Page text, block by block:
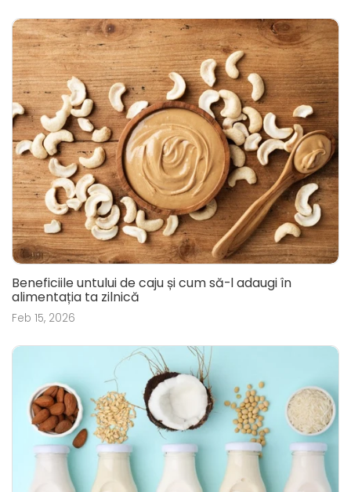
Beneficiile untului de caju și cum să-l adaugi în
alimentația ta zilnică
Feb 15, 2026